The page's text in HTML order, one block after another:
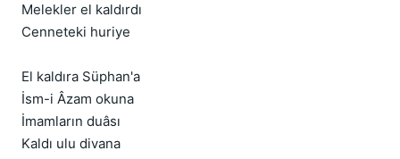
Melekler el kaldırdı
Cenneteki huriye
El kaldıra Süphan'a
İsm-i Âzam okuna
İmamların duâsı
Kaldı ulu divana